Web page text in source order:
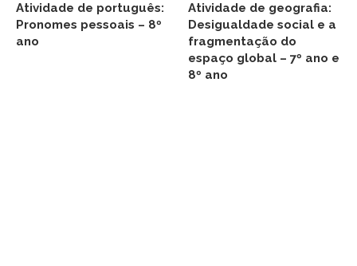
Atividade de português:
Pronomes pessoais – 8º
ano
Atividade de geografia:
Desigualdade social e a
fragmentação do
espaço global – 7º ano e
8º ano